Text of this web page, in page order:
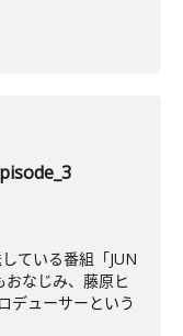
ている番組「JUN
おなじみ、藤原ヒ
デューサーという